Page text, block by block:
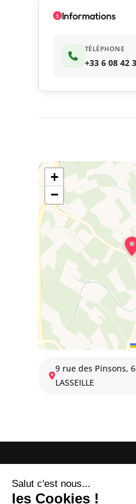
+
−
9 rue des Pinsons,
LASSEILLE
Informations
TÉLÉPHONE
+33 6 08 42